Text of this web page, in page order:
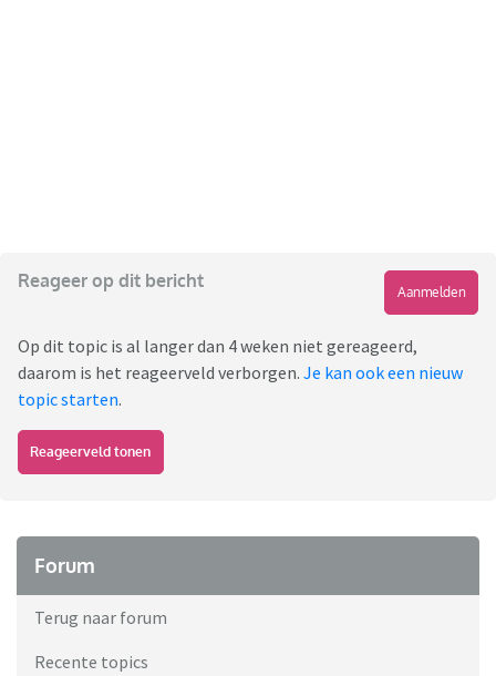
Reageer op dit bericht
Aanmelden
Op dit topic is al langer dan 4 weken niet gereageerd,
daarom is het reageerveld verborgen. Je kan ook een nieuw
topic starten.
Reageerveld tonen
Forum
Terug naar forum
Recente topics